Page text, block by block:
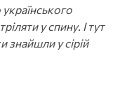
у спину. І тут
знайшли у сірій